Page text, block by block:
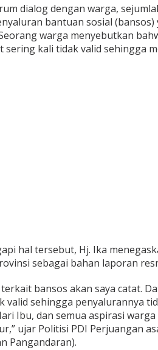
dialog dengan warga,
bantuan sosial
warga menyebutkan
sering kali tidak valid sehingga
hal tersebut, Hj. Ika
sebagai bahan laporan
terkait bansos akan saya catat.
valid sehingga penyalurannya
Ibu, dan semua aspirasi
ujar Politisi PDI Perjuangan
Pangandaran).